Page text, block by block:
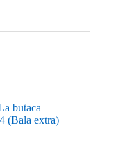
butaca
(Bala extra)